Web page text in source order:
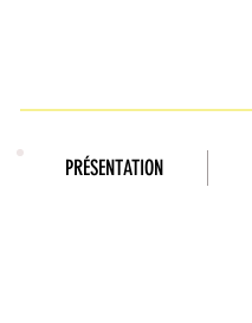
PRÉSENTATION